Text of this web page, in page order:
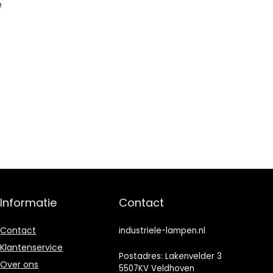
Informatie
Contact
Klantenservice
Over ons
Contact
industriele-lampen.nl
Postadres: Lakenvelder 3
5507KV Veldhoven